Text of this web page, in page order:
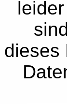
dieses